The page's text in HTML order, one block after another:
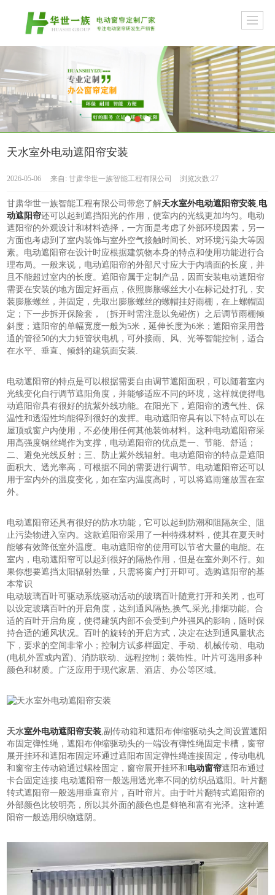
天水室外电动遮阳帘安装
2026-05-06 来自:甘肃华世一族智能工程有限公司 浏览次数:27
甘肃华世一族智能工程有限公司带您了解天水室外电动遮阳帘安装,电
动遮阳帘还可以起到遮挡阳光的作用，使室内的光线更加均匀。电动
遮阳帘的外观设计和材料选择，一方面是考虑了外部环境因素，另一
方面也考虑到了室内装饰与室外空气接触时间长、对环境污染大等因
素。电动遮阳帘在设计时应根据建筑物本身的特点和使用功能进行合
理布局。一般来说，电动遮阳帘的外部尺寸应大于内墙面的长度，并
且不能超过室内的长度。遮阳帘属于定制产品，因而安装电动遮阳帘
需要在安装的地方固定好画点，依照膨胀螺丝大小在标记处打孔，安
装膨胀螺丝，并固定，先取出膨胀螺丝的螺帽挂好雨棚，在上螺帽固
定；下一步拆开保险套，（拆开时需注意以免碰伤）之后调节雨棚倾
斜度；遮阳帘的单幅宽度一般为5米，延伸长度为6米；遮阳帘采用普
通的管径50的大力矩管状电机，可外接雨、风、光等智能控制，适合
在水平、垂直、倾斜的建筑面安装.
电动遮阳帘的特点是可以根据需要自由调节遮阳面积，可以随着室内
光线变化自行调节遮阳角度，并能够适应不同的环境，这样就使得电
动遮阳帘具有很好的抗紫外线功能。在阳光下，遮阳帘的透气性、保
温性和透湿性均能得到很好的发挥。电动遮阳帘具有以下特点可以在
屋顶或窗户内使用，不必使用任何其他装饰材料。这种电动遮阳帘采
用高强度钢丝绳作为支撑，电动遮阳帘的优点是一、节能、舒适；
二、避免光线反射；三、防止紫外线辐射。电动遮阳帘的特点是遮阳
面积大、透光率高，可根据不同的需要进行调节。电动遮阳帘还可以
用于室内外的温度变化，如在室内温度高时，可以将遮雨篷放置在室
外。
电动遮阳帘还具有很好的防水功能，它可以起到防潮和阻隔灰尘、阻
止污染物进入室内。这款遮阳帘采用了一种特殊材料，使其在夏天时
能够有效降低室外温度。电动遮阳帘的使用可以节省大量的电能。在
室内，电动遮阳帘可以起到很好的隔热作用，但是在室外则不行。如
果你想要遮挡太阳辐射热量，只需将窗户打开即可。选购遮阳帘的基
本常识
电动玻璃百叶可驱动系统驱动活动的玻璃百叶随意打开和关闭，也可
以设定玻璃百叶的开启角度，达到通风隔热,换气,采光,排烟功能。合
适的百叶开启角度，使得建筑内部不会受到户外强风的影响，随时保
持合适的通风状况。百叶的旋转的开启方式，决定在达到通风量状态
下，要求的空间非常小；控制方试多样固定、手动、机械传动、电动
(电机外置或内置)、消防联动、远程控制；装饰性。叶片可选用多种
颜色和材质。广泛应用于现代家居、酒店、办公等区域。
天水室外电动遮阳帘安装,副传动箱和遮阳布伸缩驱动头之间设置遮阳
布固定弹性绳，遮阳布伸缩驱动头的一端设有弹性绳固定卡槽，窗帘
展开挂环和遮阳布固定环通过遮阳布固定弹性绳连接固定，传动电机
和窗帘主传动箱通过螺栓固定，窗帘展开挂环和 电动窗帘遮阳布通过
卡合固定连接.电动遮阳帘一般选用透光率不同的纺织品遮阳。叶片翻
转式遮阳帘一般选用垂直帘片，百叶帘片。由于叶片翻转式遮阳帘的
外部颜色比较明亮，所以其外面的颜色也是鲜艳和富有光泽。这种遮
阳帘一般选用织物遮阴。